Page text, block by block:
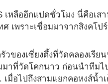
เหลืออีกแปดชั่วโมง นี่คือเส
เพราะเชื่อมมาจากสิงคโ
วของเซี่ยงตึ้งที่วัดคลองเ
มาที่วัดโคกนาว ก่อนนำที
มื่อไปถึงสามแยกคอหงส์น้